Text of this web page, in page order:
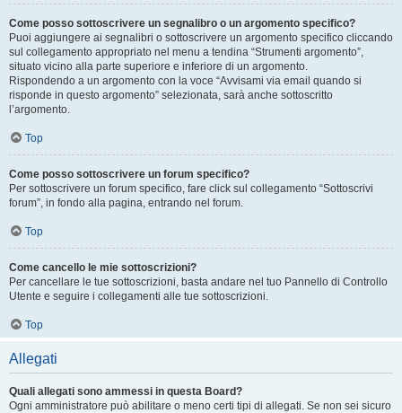
Come posso sottoscrivere un segnalibro o un argomento specifico?
Puoi aggiungere ai segnalibri o sottoscrivere un argomento specifico cliccando
sul collegamento appropriato nel menu a tendina “Strumenti argomento”,
situato vicino alla parte superiore e inferiore di un argomento.
Rispondendo a un argomento con la voce “Avvisami via email quando si
risponde in questo argomento” selezionata, sarà anche sottoscritto
l’argomento.
Top
Come posso sottoscrivere un forum specifico?
Per sottoscrivere un forum specifico, fare click sul collegamento “Sottoscrivi
forum”, in fondo alla pagina, entrando nel forum.
Top
Come cancello le mie sottoscrizioni?
Per cancellare le tue sottoscrizioni, basta andare nel tuo Pannello di Controllo
Utente e seguire i collegamenti alle tue sottoscrizioni.
Top
Allegati
Quali allegati sono ammessi in questa Board?
Ogni amministratore può abilitare o meno certi tipi di allegati. Se non sei sicuro